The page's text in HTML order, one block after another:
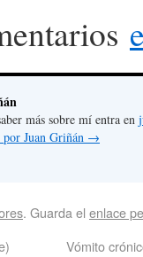
más sobre mí entra en
por Juan Griñán →
. Guarda el enlace
Vómito